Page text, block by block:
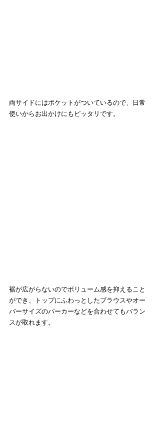
両サイドにはポケットがついているので、日常
使いからお出かけにもピッタリです。
裾が広がらないのでボリューム感を抑えること
ができ、トップにふわっとしたブラウスやオー
バーサイズのパーカーなどを合わせてもバラン
スが取れます。